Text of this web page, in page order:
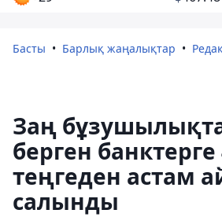
Басты Барлық жаңалықтар
Заң
берген
теңгеден астам
салынды